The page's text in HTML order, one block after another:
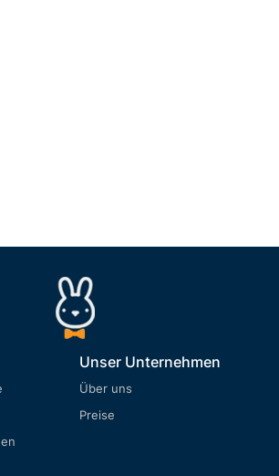
Unser Unternehmen
Über uns
Preise